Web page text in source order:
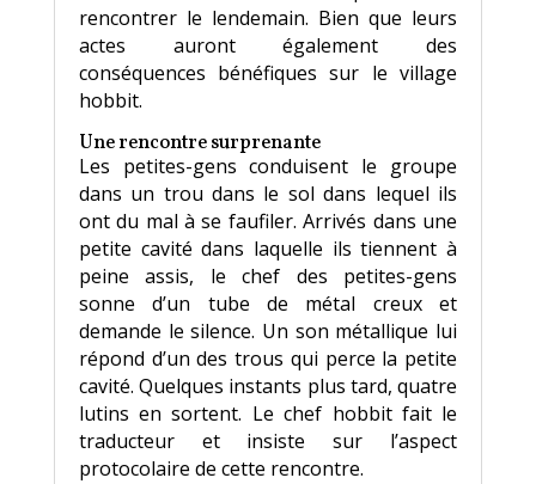
rencontrer le lendemain. Bien que leurs
actes auront également des
conséquences bénéfiques sur le village
hobbit.
Une rencontre surprenante
Les petites-gens conduisent le groupe
dans un trou dans le sol dans lequel ils
ont du mal à se faufiler. Arrivés dans une
petite cavité dans laquelle ils tiennent à
peine assis, le chef des petites-gens
sonne d’un tube de métal creux et
demande le silence. Un son métallique lui
répond d’un des trous qui perce la petite
cavité. Quelques instants plus tard, quatre
lutins en sortent. Le chef hobbit fait le
traducteur et insiste sur l’aspect
protocolaire de cette rencontre.